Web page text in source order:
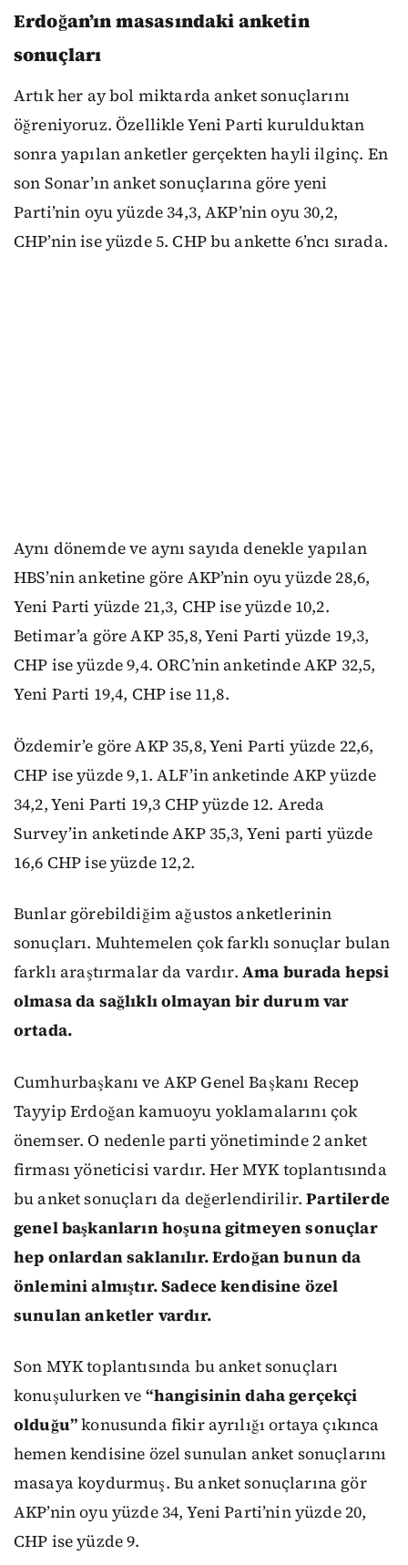
Erdoğan’ın masasındaki anketin
sonuçları
Artık her ay bol miktarda anket sonuçlarını
öğreniyoruz. Özellikle Yeni Parti kurulduktan
sonra yapılan anketler gerçekten hayli ilginç. En
son Sonar’ın anket sonuçlarına göre yeni
Parti’nin oyu yüzde 34,3, AKP’nin oyu 30,2,
CHP’nin ise yüzde 5. CHP bu ankette 6’ncı sırada.
Aynı dönemde ve aynı sayıda denekle yapılan
HBS’nin anketine göre AKP’nin oyu yüzde 28,6,
Yeni Parti yüzde 21,3, CHP ise yüzde 10,2.
Betimar’a göre AKP 35,8, Yeni Parti yüzde 19,3,
CHP ise yüzde 9,4. ORC’nin anketinde AKP 32,5,
Yeni Parti 19,4, CHP ise 11,8.
Özdemir’e göre AKP 35,8, Yeni Parti yüzde 22,6,
CHP ise yüzde 9,1. ALF’in anketinde AKP yüzde
34,2, Yeni Parti 19,3 CHP yüzde 12. Areda
Survey’in anketinde AKP 35,3, Yeni parti yüzde
16,6 CHP ise yüzde 12,2.
Bunlar görebildiğim ağustos anketlerinin
sonuçları. Muhtemelen çok farklı sonuçlar bulan
farklı araştırmalar da vardır. Ama burada hepsi
olmasa da sağlıklı olmayan bir durum var
ortada.
Cumhurbaşkanı ve AKP Genel Başkanı Recep
Tayyip Erdoğan kamuoyu yoklamalarını çok
önemser. O nedenle parti yönetiminde 2 anket
firması yöneticisi vardır. Her MYK toplantısında
bu anket sonuçları da değerlendirilir.Partilerde
genel başkanların hoşuna gitmeyen sonuçlar
hep onlardan saklanılır. Erdoğan bunun da
önlemini almıştır. Sadece kendisine özel
sunulan anketler vardır.
Son MYK toplantısında bu anket sonuçları
konuşulurken ve “hangisinin daha gerçekçi
olduğu”konusunda fikir ayrılığı ortaya çıkınca
hemen kendisine özel sunulan anket sonuçlarını
masaya koydurmuş. Bu anket sonuçlarına gör
AKP’nin oyu yüzde 34, Yeni Parti’nin yüzde 20,
CHP ise yüzde 9.